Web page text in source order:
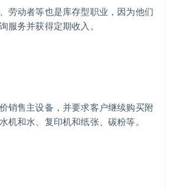
劳动者等也是库存型职业，因为他们
服务并获得定期收入。
销售主设备，并要求客户继续购买附
机和水、复印机和纸张、碳粉等。